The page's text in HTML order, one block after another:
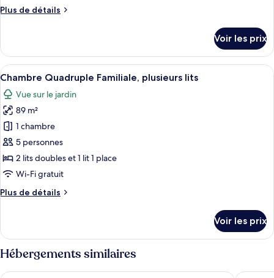
Villa
chambre
Plus de détails
Plus
le
type
de
chambre
Villa
Confort,
chambre
Voir les prix
Afficher
toutes
les
photos
pour
ce
type
de
chambre :
Chambre
plusieurs
lits
Une chambre confortable avec
13
Chambre Quadruple Familiale, plusieurs lits
Vue sur le jardin
89 m²
1 chambre
5 personnes
2 lits doubles et 1 lit 1 place
Wi-Fi gratuit
Plus de détails
Plus
le
type
de
chambre
Voir les prix
Hébergements similaires